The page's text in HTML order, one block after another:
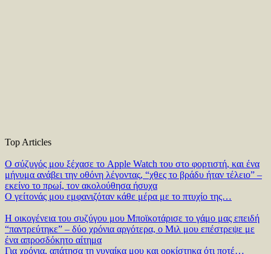
Top Articles
Ο σύζυγός μου ξέχασε το Apple Watch του στο φορτιστή, και ένα
μήνυμα ανάβει την οθόνη λέγοντας, “χθες το βράδυ ήταν τέλειο” –
εκείνο το πρωί, τον ακολούθησα ήσυχα
Ο γείτονάς μου εμφανιζόταν κάθε μέρα με το πτυχίο της…
Η οικογένεια του συζύγου μου Μποϊκοτάρισε το γάμο μας επειδή
“παντρεύτηκε” – δύο χρόνια αργότερα, ο Μιλ μου επέστρεψε με
ένα απροσδόκητο αίτημα
Για χρόνια, απάτησα τη γυναίκα μου και ορκίστηκα ότι ποτέ…